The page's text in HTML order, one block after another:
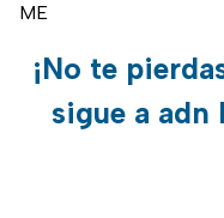
ME
¡No te
sigue a adn